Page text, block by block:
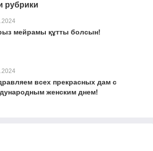
рубрики
мейрамы құтты болсын!
всех прекрасных дам с
женским днем!